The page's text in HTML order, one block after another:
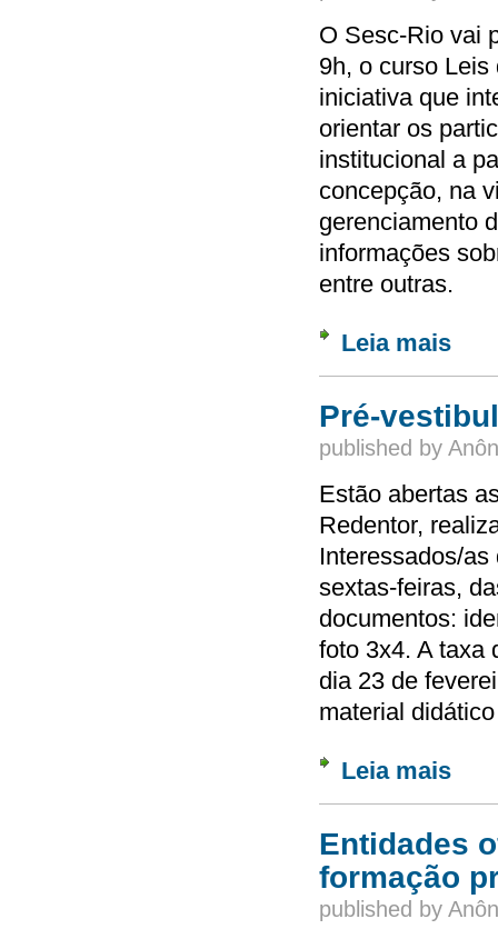
O Sesc-Rio vai
9h, o curso
iniciativa que
orientar os
institucional a
concepção, na
gerenciamento
informações
entre outras.
Leia mais
Pré-
published by
Estão abertas
Redentor,
Interessados/
sextas-feiras,
documentos:
foto 3x4. A taxa
dia 23 de
material
Leia mais
Entidades
formação
published by